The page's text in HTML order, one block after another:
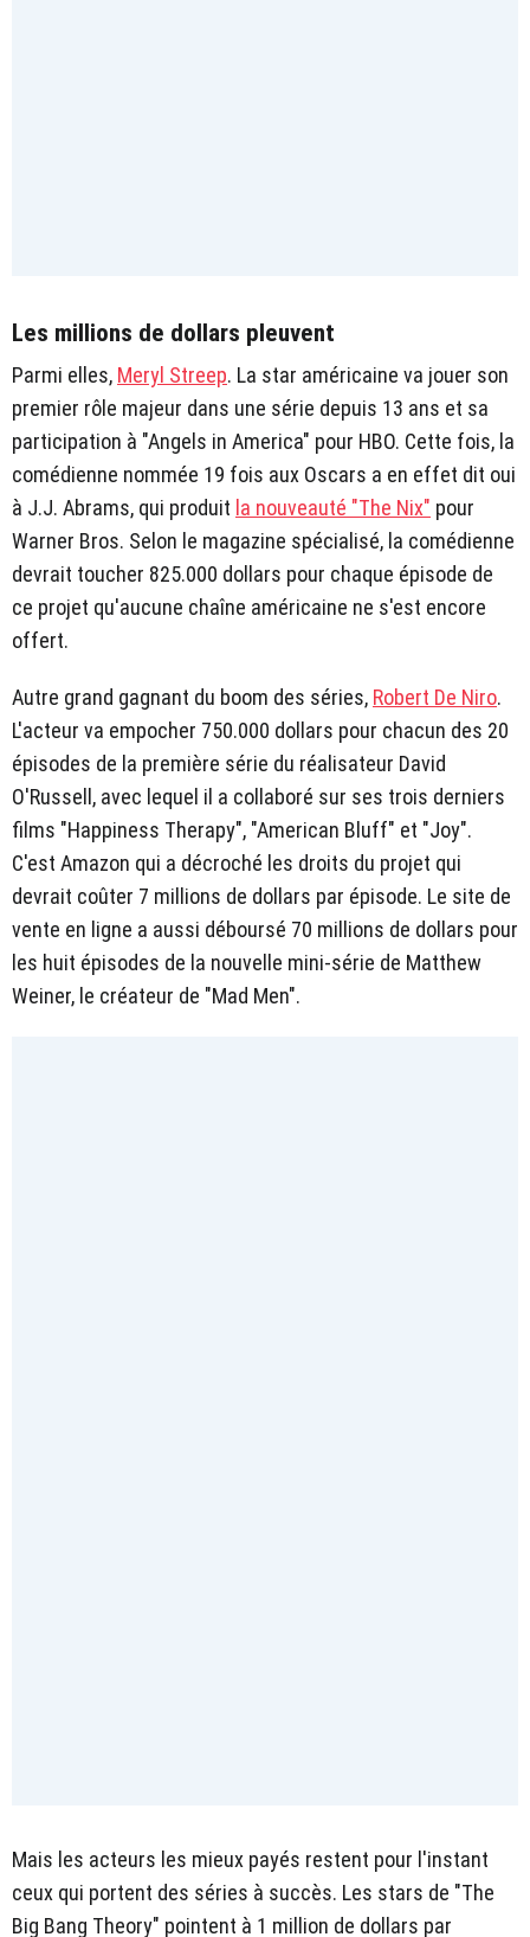
Les millions de dollars pleuvent
Parmi elles, Meryl Streep. La star américaine va jouer son
premier rôle majeur dans une série depuis 13 ans et sa
participation à "Angels in America" pour HBO. Cette fois, la
comédienne nommée 19 fois aux Oscars a en effet dit oui
à J.J. Abrams, qui produit la nouveauté "The Nix" pour
Warner Bros. Selon le magazine spécialisé, la comédienne
devrait toucher 825.000 dollars pour chaque épisode de
ce projet qu'aucune chaîne américaine ne s'est encore
offert.
Autre grand gagnant du boom des séries, Robert De Niro.
L'acteur va empocher 750.000 dollars pour chacun des 20
épisodes de la première série du réalisateur David
O'Russell, avec lequel il a collaboré sur ses trois derniers
films "Happiness Therapy", "American Bluff" et "Joy".
C'est Amazon qui a décroché les droits du projet qui
devrait coûter 7 millions de dollars par épisode. Le site de
vente en ligne a aussi déboursé 70 millions de dollars pour
les huit épisodes de la nouvelle mini-série de Matthew
Weiner, le créateur de "Mad Men".
Mais les acteurs les mieux payés restent pour l'instant
ceux qui portent des séries à succès. Les stars de "The
Big Bang Theory" pointent à 1 million de dollars par